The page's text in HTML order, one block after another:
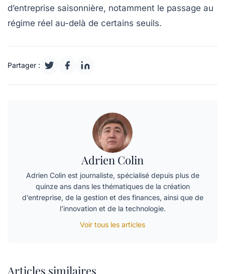
d’entreprise saisonnière, notamment le passage au
régime réel au-delà de certains seuils.
Partager :
Adrien Colin
Adrien Colin est journaliste, spécialisé depuis plus de
quinze ans dans les thématiques de la création
d’entreprise, de la gestion et des finances, ainsi que de
l’innovation et de la technologie.
Voir tous les articles
Articles similaires